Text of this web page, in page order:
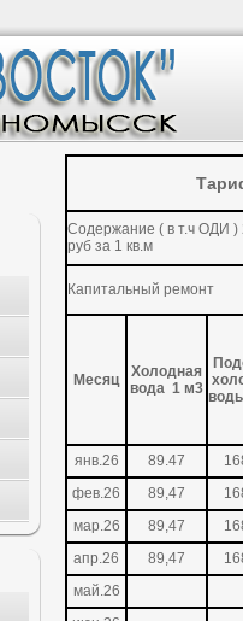
Содержание ( в т.ч ОДИ )
руб за 1 кв.м
Капитальный ремонт
Месяц
Холодная
вода 1 м3
янв.26 89.47
фев.26
89,47
мар.26
89,47
апр.26
89,47
май.26